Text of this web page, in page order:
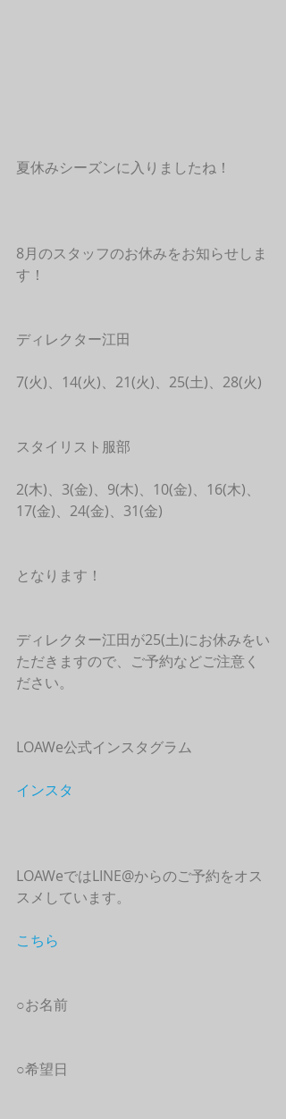
夏休みシーズンに入りましたね！
8月のスタッフのお休みをお知らせしま
す！
ディレクター江田
7(火)、14(火)、21(火)、25(土)、28(火)
スタイリスト服部
2(木)、3(金)、9(木)、10(金)、16(木)、
17(金)、24(金)、31(金)
となります！
ディレクター江田が25(土)にお休みをい
ただきますので、ご予約などご注意く
ださい。
LOAWe公式インスタグラム
インスタ
LOAWeではLINE@からのご予約をオス
スメしています。
こちら
○お名前
○希望日